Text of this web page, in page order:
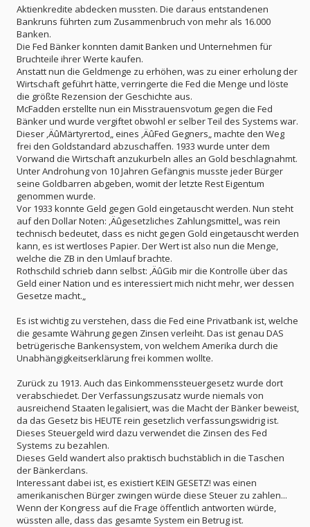
Aktienkredite abdecken mussten. Die daraus entstandenen
Bankruns führten zum Zusammenbruch von mehr als 16.000
Banken.
Die Fed Bänker konnten damit Banken und Unternehmen für
Bruchteile ihrer Werte kaufen.
Anstatt nun die Geldmenge zu erhöhen, was zu einer erholung der
Wirtschaft geführt hätte, verringerte die Fed die Menge und löste
die größte Rezension der Geschichte aus.
McFadden erstellte nun ein Misstrauensvotum gegen die Fed
Bänker und wurde vergiftet obwohl er selber Teil des Systems war.
Dieser ‚ÄûMärtyrertod„ eines ‚ÄûFed Gegners„ machte den Weg
frei den Goldstandard abzuschaffen. 1933 wurde unter dem
Vorwand die Wirtschaft anzukurbeln alles an Gold beschlagnahmt.
Unter Androhung von 10 Jahren Gefängnis musste jeder Bürger
seine Goldbarren abgeben, womit der letzte Rest Eigentum
genommen wurde.
Vor 1933 konnte Geld gegen Gold eingetauscht werden. Nun steht
auf den Dollar Noten: ‚Äûgesetzliches Zahlungsmittel„ was rein
technisch bedeutet, dass es nicht gegen Gold eingetauscht werden
kann, es ist wertloses Papier. Der Wert ist also nun die Menge,
welche die ZB in den Umlauf brachte.
Rothschild schrieb dann selbst: ‚ÄûGib mir die Kontrolle über das
Geld einer Nation und es interessiert mich nicht mehr, wer dessen
Gesetze macht.„
Es ist wichtig zu verstehen, dass die Fed eine Privatbank ist, welche
die gesamte Währung gegen Zinsen verleiht. Das ist genau DAS
betrügerische Bankensystem, von welchem Amerika durch die
Unabhängigkeitserklärung frei kommen wollte.
Zurück zu 1913. Auch das Einkommenssteuergesetz wurde dort
verabschiedet. Der Verfassungszusatz wurde niemals von
ausreichend Staaten legalisiert, was die Macht der Bänker beweist,
da das Gesetz bis HEUTE rein gesetzlich verfassungswidrig ist.
Dieses Steuergeld wird dazu verwendet die Zinsen des Fed
Systems zu bezahlen.
Dieses Geld wandert also praktisch buchstäblich in die Taschen
der Bänkerclans.
Interessant dabei ist, es existiert KEIN GESETZ! was einen
amerikanischen Bürger zwingen würde diese Steuer zu zahlen...
Wenn der Kongress auf die Frage öffentlich antworten würde,
wüssten alle, dass das gesamte System ein Betrug ist.